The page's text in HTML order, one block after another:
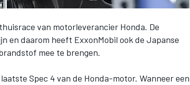
van motorleverancier Honda. De
en daarom heeft ExxonMobil ook de Japanse
mee te brengen.
Spec 4 van de Honda-motor. Wanneer een